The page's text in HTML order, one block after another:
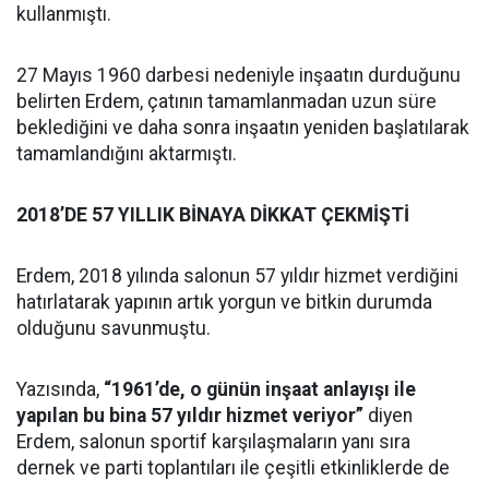
kullanmıştı.
27 Mayıs 1960 darbesi nedeniyle inşaatın durduğunu
belirten Erdem, çatının tamamlanmadan uzun süre
beklediğini ve daha sonra inşaatın yeniden başlatılarak
tamamlandığını aktarmıştı.
2018’DE 57 YILLIK BİNAYA DİKKAT ÇEKMİŞTİ
Erdem, 2018 yılında salonun 57 yıldır hizmet verdiğini
hatırlatarak yapının artık yorgun ve bitkin durumda
olduğunu savunmuştu.
Yazısında, “1961’de, o günün inşaat anlayışı ile
yapılan bu bina 57 yıldır hizmet veriyor” diyen
Erdem, salonun sportif karşılaşmaların yanı sıra
dernek ve parti toplantıları ile çeşitli etkinliklerde de